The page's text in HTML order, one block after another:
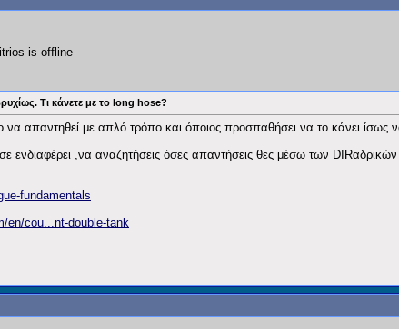
Τι κάνετε με το long hose?
να απαντηθεί με απλό τρόπο και όποιος προσπαθήσει να το κάνει ίσως
ενδιαφέρει ,να αναζητήσεις όσες απαντήσεις θες μέσω των
fundamentals
en/cou...nt-double-tank